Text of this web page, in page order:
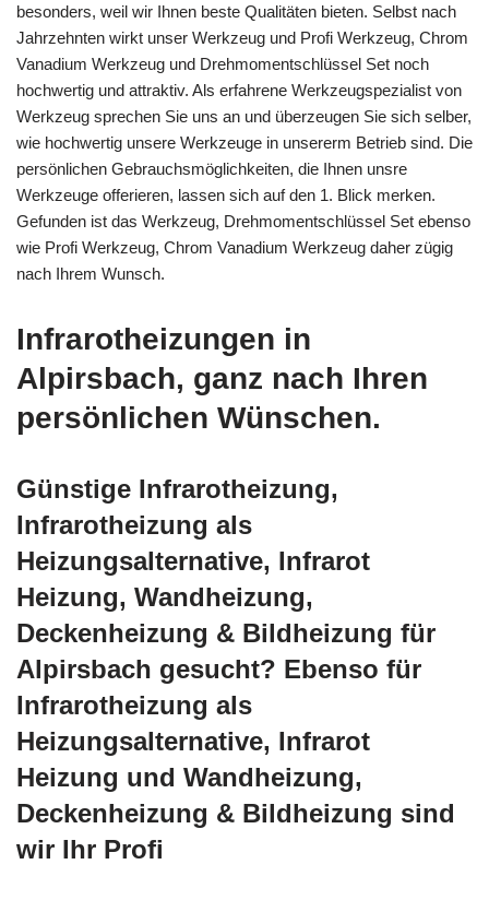
besonders, weil wir Ihnen beste Qualitäten bieten. Selbst nach
Jahrzehnten wirkt unser Werkzeug und Profi Werkzeug, Chrom
Vanadium Werkzeug und Drehmomentschlüssel Set noch
hochwertig und attraktiv. Als erfahrene Werkzeugspezialist von
Werkzeug sprechen Sie uns an und überzeugen Sie sich selber,
wie hochwertig unsere Werkzeuge in unsererm Betrieb sind. Die
persönlichen Gebrauchsmöglichkeiten, die Ihnen unsre
Werkzeuge offerieren, lassen sich auf den 1. Blick merken.
Gefunden ist das Werkzeug, Drehmomentschlüssel Set ebenso
wie Profi Werkzeug, Chrom Vanadium Werkzeug daher zügig
nach Ihrem Wunsch.
Infrarotheizungen in
Alpirsbach, ganz nach Ihren
persönlichen Wünschen.
Günstige Infrarotheizung,
Infrarotheizung als
Heizungsalternative, Infrarot
Heizung, Wandheizung,
Deckenheizung & Bildheizung für
Alpirsbach gesucht? Ebenso für
Infrarotheizung als
Heizungsalternative, Infrarot
Heizung und Wandheizung,
Deckenheizung & Bildheizung sind
wir Ihr Profi